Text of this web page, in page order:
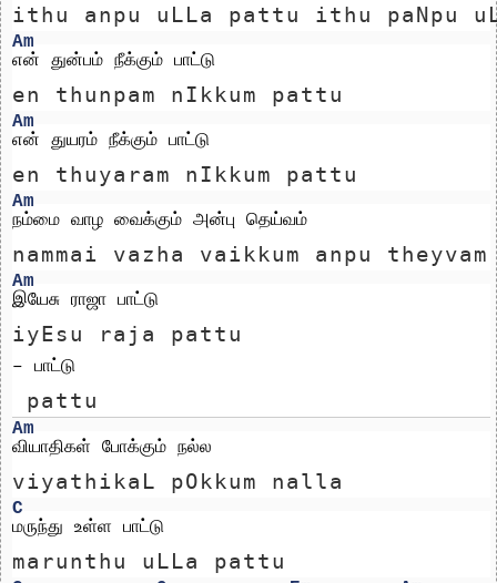
ithu anpu uLLa pattu ithu paNpu
Am
என் துன்பம் நீக்கும் பாட்டு
en thunpam nIkkum pattu
Am
என் துயரம் நீக்கும் பாட்டு
en thuyaram nIkkum pattu
Am
நம்மை வாழ வைக்கும் அன்பு தெய்வம்
nammai vazha vaikkum anpu theyvam
Am
இயேசு ராஜா பாட்டு
iyEsu raja pattu
– பாட்டு
pattu
Am
வியாதிகள் போக்கும் நல்ல
viyathikaL pOkkum nalla
C
மருந்து உள்ள பாட்டு
marunthu uLLa pattu